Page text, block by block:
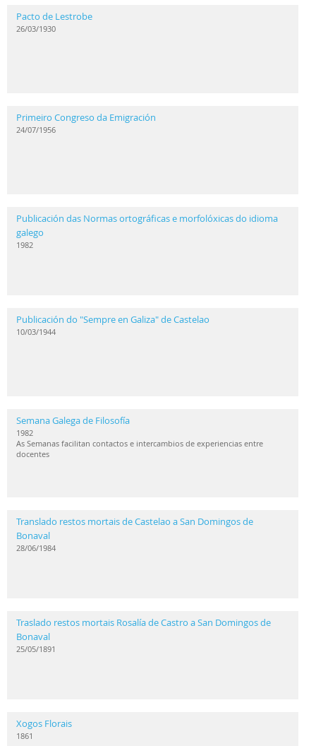
Pacto de Lestrobe
26/03/1930
Primeiro Congreso da Emigración
24/07/1956
Publicación das Normas ortográficas e morfolóxicas do idioma
galego
1982
Publicación do "Sempre en Galiza" de Castelao
10/03/1944
Semana Galega de Filosofía
1982
As Semanas facilitan contactos e intercambios de experiencias entre
docentes
Translado restos mortais de Castelao a San Domingos de
Bonaval
28/06/1984
Traslado restos mortais Rosalía de Castro a San Domingos de
Bonaval
25/05/1891
Xogos Florais
1861